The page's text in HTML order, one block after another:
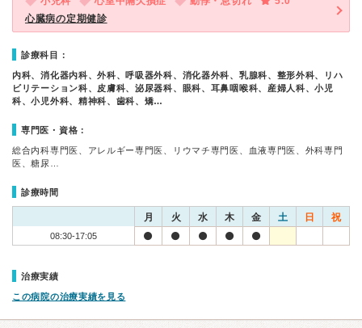
心臓病の定期健診
診療科目：
内科、消化器内科、外科、呼吸器外科、消化器外科、乳腺科、整形外科、リハ
ビリテーション科、皮膚科、泌尿器科、眼科、耳鼻咽喉科、産婦人科、小児
科、小児外科、精神科、歯科、矯…
専門医・資格：
総合内科専門医、アレルギー専門医、リウマチ専門医、血液専門医、外科専門
医、糖尿…
診療時間
月 火 水 木 金 土 日 祝
08:30-17:05
治療実績
この病院の治療実績を見る